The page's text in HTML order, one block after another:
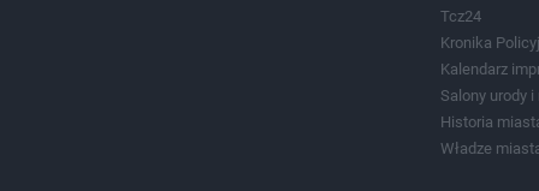
Tcz24
Kronika
Kalendarz
Salony urody i
Historia
Władze